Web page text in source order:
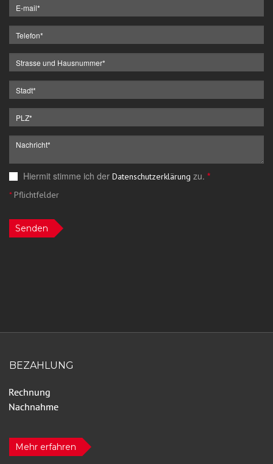
Hiermit stimme ich der Datenschutzerklärung zu. *
*Pflichtfelder
Senden
BEZAHLUNG
Mehr erfahren